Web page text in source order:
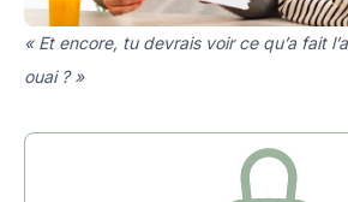
« Et encore, tu devrais voir ce qu’a fait
ouai ? »